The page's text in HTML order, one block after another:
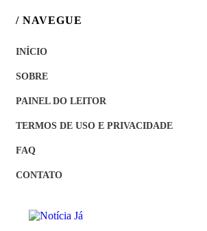
/ NAVEGUE
INÍCIO
SOBRE
PAINEL DO LEITOR
TERMOS DE USO E PRIVACIDADE
FAQ
CONTATO